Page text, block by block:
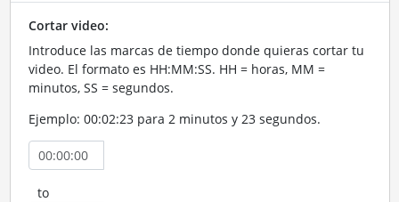
Cortar video:
Introduce las marcas de tiempo donde quieras cortar tu
video. El formato es HH:MM:SS. HH = horas, MM =
minutos, SS = segundos.
Ejemplo: 00:02:23 para 2 minutos y 23 segundos.
to